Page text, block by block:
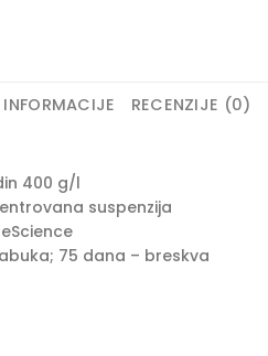
RECENZIJE (0)
400 g/l
suspenzija
75 dana – breskva